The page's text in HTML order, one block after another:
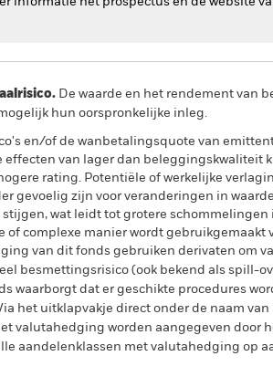
De waarde en het rendement van
hun oorspronkelijke inleg.
en/of de wanbetalingsquote van
van lager dan beleggingskwaliteit
rating. Potentiële of werkelijke
gevoelig zijn voor veranderingen in
wat leidt tot grotere
of complexe manier wordt gebruikgemaakt
van dit fonds gebruiken derivaten om
besmettingsrisico (ook bekend als spill-
waarborgt dat er geschikte procedures
het uitklapvakje direct onder de naam
valutahedging worden aangegeven door
aandelenklassen met valutahedging op